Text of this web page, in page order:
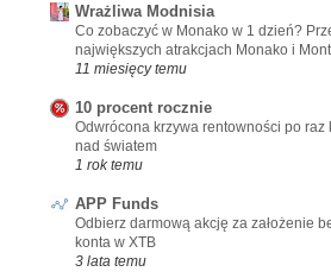
Wrażliwa Modnisia
Co zobaczyć w Monako w 1 dzień?
największych atrakcjach Monako i
11 miesięcy temu
10 procent rocznie
Odwrócona krzywa rentowności po raz
nad światem
1 rok temu
APP Funds
Odbierz darmową akcję za założenie
konta w XTB
3 lata temu